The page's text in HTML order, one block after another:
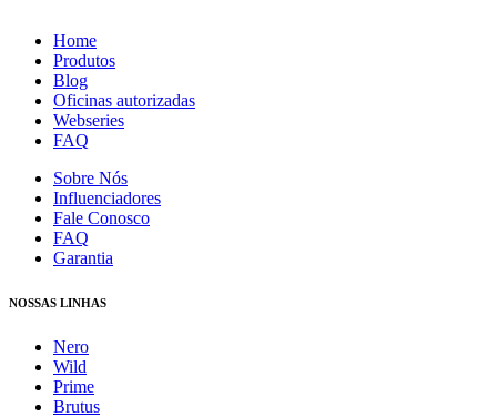
Home
Produtos
Blog
Oficinas autorizadas
Webseries
FAQ
Sobre Nós
Influenciadores
Fale Conosco
FAQ
Garantia
NOSSAS LINHAS
Nero
Wild
Prime
Brutus